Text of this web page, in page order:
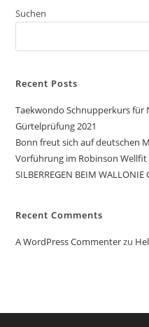
Suchen
Recent Posts
Taekwondo Schnupperkurs
Gürtelprüfung 2021
Bonn freut sich auf deutschen
Vorführung im Robinson Wellfit
SILBERREGEN BEIM WALLONIE
Recent Comments
A WordPress Commenterzu